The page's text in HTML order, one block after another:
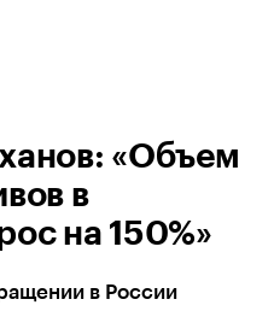
«Объем
в
на 150%»
в России